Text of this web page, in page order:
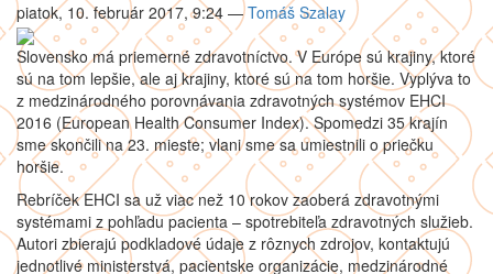
piatok, 10. február 2017, 9:24 — Tomáš Szalay
Slovensko má priemerné zdravotníctvo. V Európe sú krajiny, ktoré
sú na tom lepšie, ale aj krajiny, ktoré sú na tom horšie. Vyplýva to
z medzinárodného porovnávania zdravotných systémov EHCI
2016 (European Health Consumer Index). Spomedzi 35 krajín
sme skončili na 23. mieste; vlani sme sa umiestnili o priečku
horšie.
Rebríček EHCI sa už viac než 10 rokov zaoberá zdravotnými
systémami z pohľadu pacienta – spotrebiteľa zdravotných služieb.
Autori zbierajú podkladové údaje z rôznych zdrojov, kontaktujú
jednotlivé ministerstvá, pacientske organizácie, medzinárodné